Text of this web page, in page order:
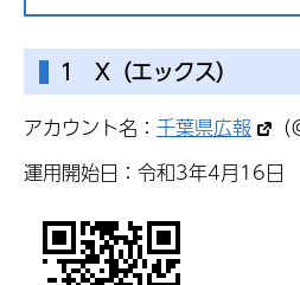
1 X（エックス）
アカウント名： 千葉県広報
運用開始日：令和3年4月16日